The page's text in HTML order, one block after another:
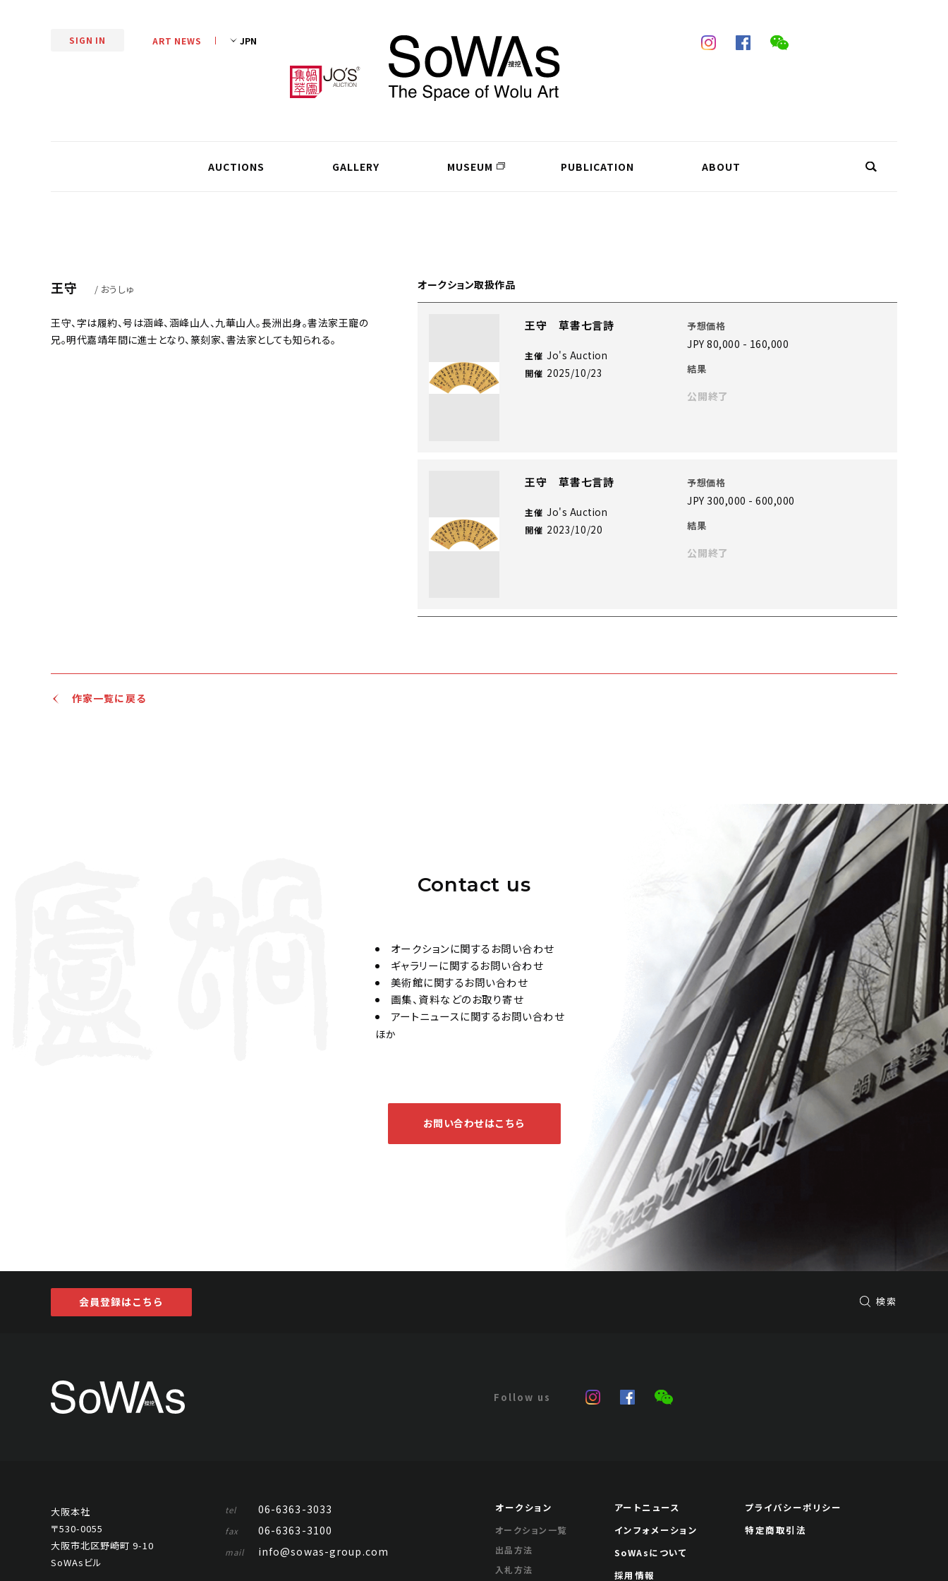
SIGN IN ART NEWS
AUCTIONS GALLERY MUSEUM PUBLICATION ABOUT
王守 / おうしゅ
王守、字は履約、号は涵峰、涵峰山人、九華山人。長洲出身。書法家王寵の
兄。明代嘉靖年間に進士となり、篆刻家、書法家としても知られる。
オークション取扱作品
王守 草書七言詩
主催 Jo's Auction
開催 2025/10/23
予想価格
JPY 80,000 - 160,000
結果
公開終了
王守 草書七言詩
主催 Jo's Auction
開催 2023/10/20
予想価格
JPY 300,000 - 600,000
結果
公開終了
作家一覧に戻る
Contact us
オークションに関するお問い合わせ
ギャラリーに関するお問い合わせ
美術館に関するお問い合わせ
画集、資料などのお取り寄せ
アートニュースに関するお問い合わせ
ほか
お問い合わせはこちら
会員登録はこちら 検索
大阪本社
〒530-0055
大阪市北区野崎町 9-10
SoWAsビル
tel 06-6363-3033
fax 06-6363-3100
mail info@sowas-group.com
オークション
オークション一覧
出品方法
入札方法
アートニュース
インフォメーション
SoWAsについて
採用情報
プライバシーポリシー
特定商取引法